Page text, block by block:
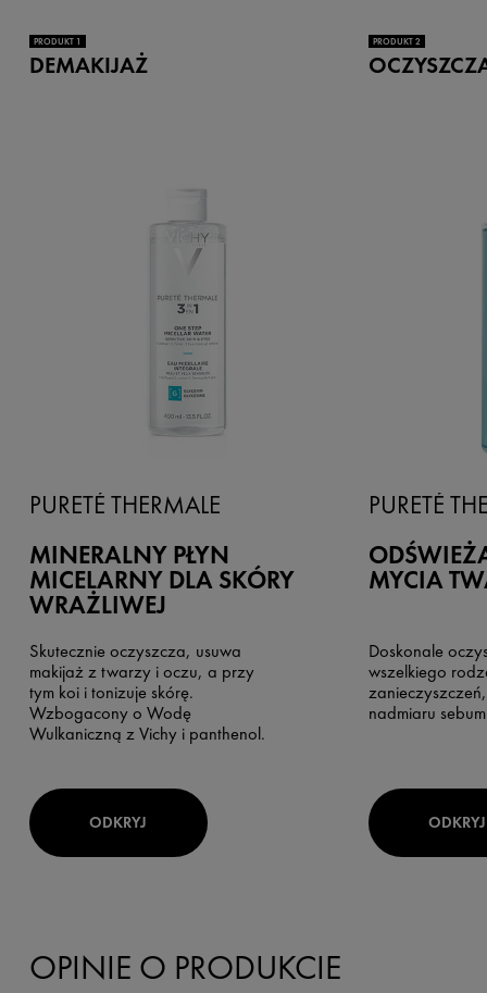
PRODUKT 1
DEMAKIJAŻ
PURETÉ THERMALE
MINERALNY PŁYN
MICELARNY DLA SKÓRY
WRAŻLIWEJ
Skutecznie oczyszcza, usuwa
makijaż z twarzy i oczu, a przy
tym koi i tonizuje skórę.
Wzbogacony o Wodę
Wulkaniczną z Vichy i panthenol.
ODKRYJ
PRODUKT 2
PURETÉ
MYCIA
Doskonale
wszelkiego
nadmiaru
ODKRYJ
OPINIE O PRODUKCIE